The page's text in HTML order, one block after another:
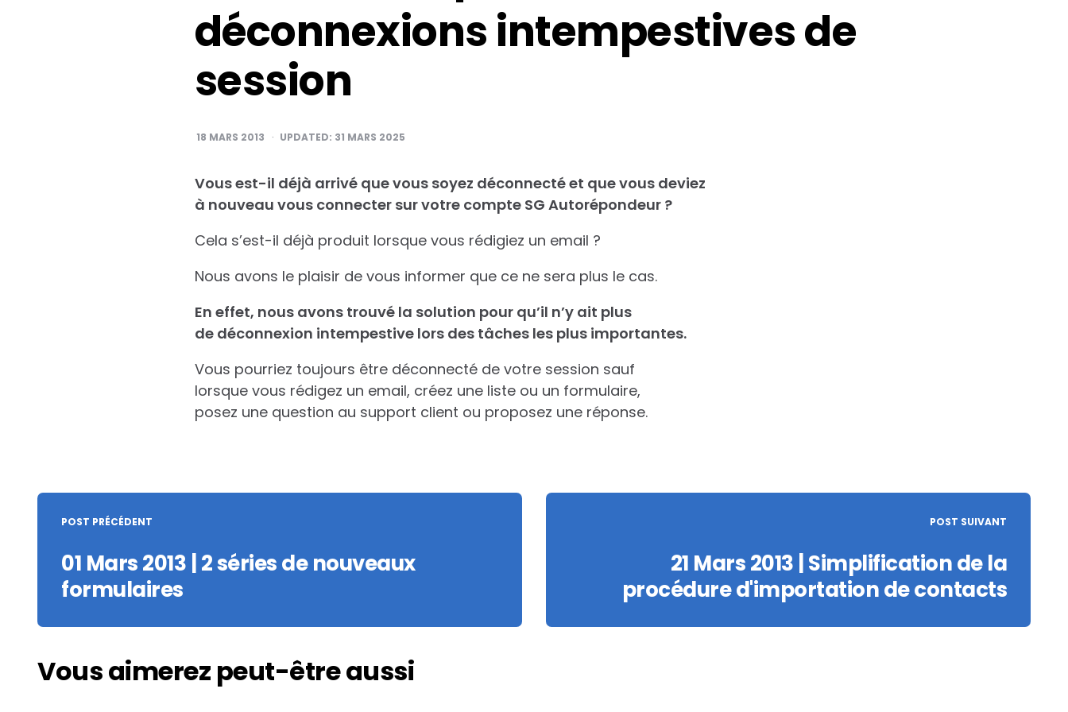
déconnexions intempestives de
session
18 MARS 2013 UPDATED: 31 MARS 2025
Vous est-il déjà arrivé que vous soyez déconnecté et que vous deviez
à nouveau vous connecter sur votre compte SG Autorépondeur ?
Cela s’est-il déjà produit lorsque vous rédigiez un email ?
Nous avons le plaisir de vous informer que ce ne sera plus le cas.
En effet, nous avons trouvé la solution pour qu’il n’y ait plus
de déconnexion intempestive lors des tâches les plus importantes.
Vous pourriez toujours être déconnecté de votre session sauf
lorsque vous rédigez un email, créez une liste ou un formulaire,
posez une question au support client ou proposez une réponse.
Post
navigation
POST PRÉCÉDENT
01 Mars 2013 | 2 séries de nouveaux
formulaires
POST SUIVANT
21 Mars 2013 | Simplification de la
procédure d'importation de contacts
Vous aimerez peut-être aussi